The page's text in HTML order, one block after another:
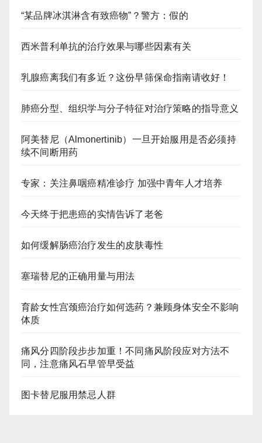
“某品牌冰淇淋含有致癌物”？警方：假的
西米普利单抗的治疗效果与哪些因素有关
乳腺癌离我们有多近？这份早筛保命指南请收好！
肺癌分型、组织学与分子特征对治疗策略的指导意义
阿美替尼（Almonertinib）一旦开始服用是否必须持
续不间断用药
专家：关注鼻咽癌精准诊疗 加强中青年人才培养
今天终于把患癌的实情告诉了老爸
如何缓解肠癌治疗发生的皮肤毒性
塞瑞替尼的正确用量与用法
育龄女性宫颈癌治疗如何选药？兼顾身体安全不影响
体质
痛风分四阶段步步加重！不同痛风阶段应对方法不
同，注意痛风石早管早受益
图卡替尼服用禁忌人群